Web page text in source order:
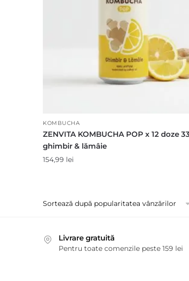
KOMBUCHA
ZENVITA KOMBUCHA POP x 12 doze
ghimbir & lămâie
154,99 lei
Livrare gratuită
Pentru toate comenzile peste 159 lei